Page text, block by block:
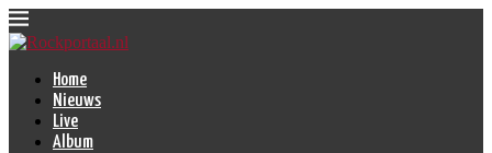
Home
Nieuws
Live
Album